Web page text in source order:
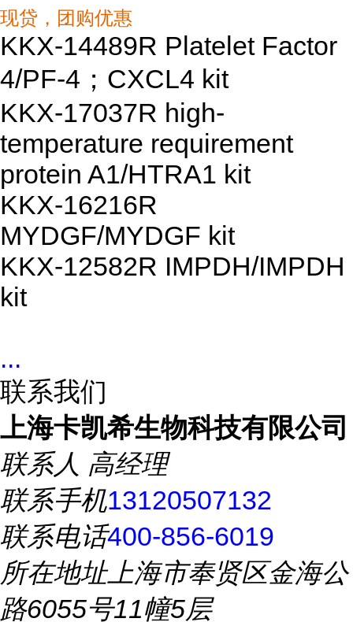
现贷，团购优惠
KKX-14489R Platelet Factor
4/PF-4；CXCL4 kit
KKX-17037R high-
temperature requirement
protein A1/HTRA1 kit
KKX-16216R
MYDGF/MYDGF kit
KKX-12582R IMPDH/IMPDH
kit
...
联系我们
上海卡凯希生物科技有限公司
联系人 高经理
联系手机13120507132
联系电话400-856-6019
所在地址上海市奉贤区金海公
路6055号11幢5层